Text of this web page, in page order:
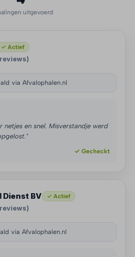
uitgevoerd
✓ Actief
reviews)
via Afvalophalen.nl
netjes en snel. Misverstandje werd
✓ Gecheckt
Dienst BV ✓ Actief
reviews)
via Afvalophalen.nl